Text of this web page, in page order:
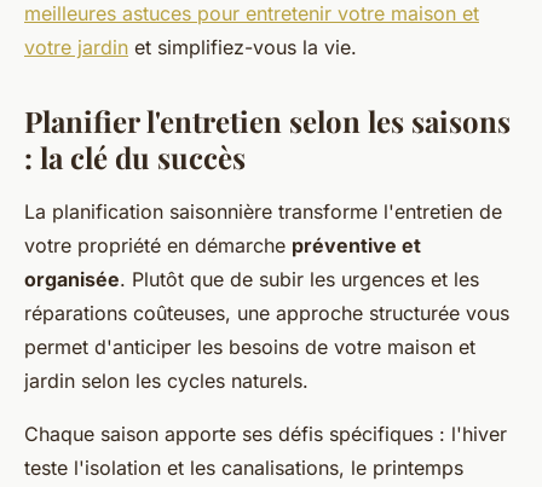
meilleures astuces pour entretenir votre maison et
votre jardin et simplifiez-vous la vie.
Planifier l'entretien selon les saisons
: la clé du succès
La planification saisonnière transforme l'entretien de
votre propriété en démarche préventive et
organisée. Plutôt que de subir les urgences et les
réparations coûteuses, une approche structurée vous
permet d'anticiper les besoins de votre maison et
jardin selon les cycles naturels.
Chaque saison apporte ses défis spécifiques : l'hiver
teste l'isolation et les canalisations, le printemps